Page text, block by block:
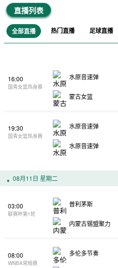
直播列表
全部直播 热门直播 足球直播
16:00
国青女篮热身赛
水原音速弹
蒙古女篮
19:30
国青女篮热身赛
水原音速弹
水原音速弹
08月11日 星期二
03:00
联赛杯第1轮
普利茅斯
内蒙古锡盟聚力
08:00
WNBA常规赛
多伦多节奏